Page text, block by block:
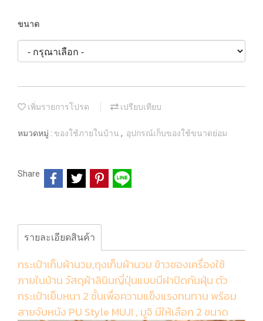
ขนาด
เพิ่มรายการโปรด เปรียบเทียบ
หมวดหมู่ : ของใช้ภายในบ้าน , อุปกรณ์เก็บของใช้ขนาดย่อม
Share
รายละเอียดสินค้า
กระเป๋าเก็บผ้านวม,ถุงเก็บผ้านวม ข้าวของเครื่องใช้
ภายในบ้าน วัสดุผ้าลินินญี่ปุ่นแบบมีฝาปิดกันฝุ่น ตัว
กระเป๋าเย็บหนา 2 ชั้นเพื่อความแข็งแรงทนทาน พร้อม
สายจับหนัง PU Style MUJI , มูจิ มีให้เลือก 2 ขนาด